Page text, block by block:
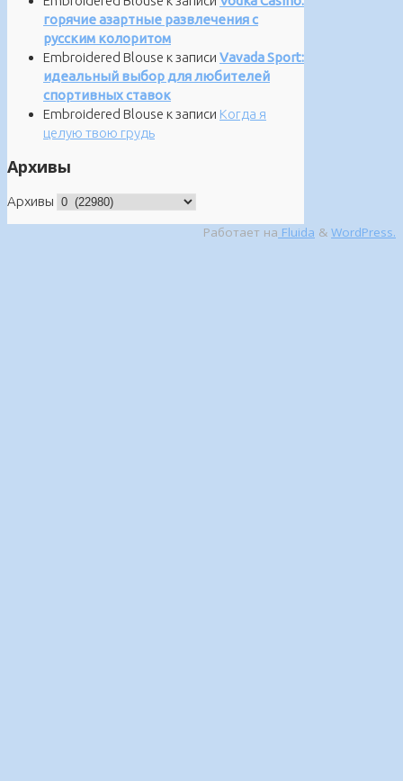
горячие азартные развлечения с
русским колоритом
Embroidered Blouse к записи Vavada Sport:
идеальный выбор для любителей
спортивных ставок
Embroidered Blouse к записи Когда я
целую твою грудь
Архивы
Архивы
Работает на Fluida & WordPress.